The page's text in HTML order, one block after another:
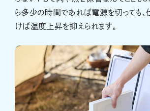
ら多少の時間であれば電源を切っても、
けば温度上昇を抑えられます。